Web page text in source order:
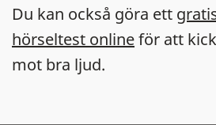
Du kan också göra ett
hörseltest onlineför att
mot bra ljud.